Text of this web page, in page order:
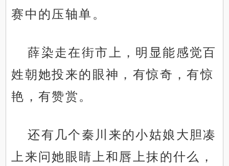
赛中的压轴单。
薛染走在街市上，明显能感觉百
姓朝她投来的眼神，有惊奇，有惊
艳，有赞赏。
还有几个秦川来的小姑娘大胆凑
上来问她眼睛上和唇上抹的什么，